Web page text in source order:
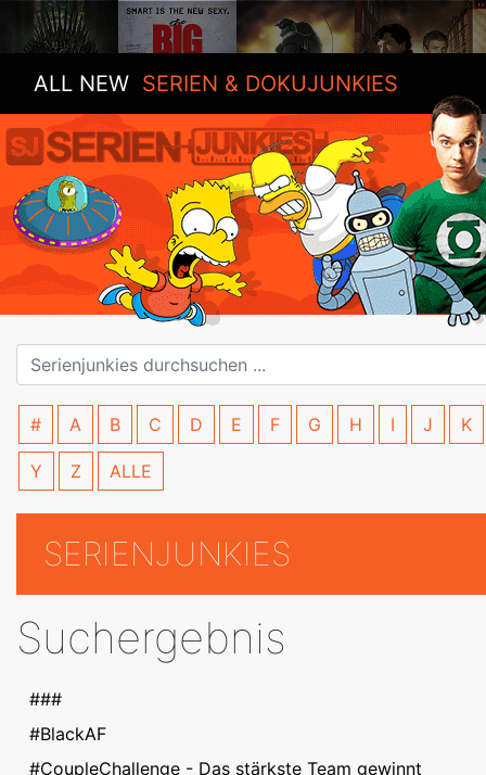
ALL NEW SERIEN & DOKUJUNKIES
# A B C D E F G H I J K
Y Z ALLE
SERIENJUNKIES
Suchergebnis
###
#BlackAF
#CoupleChallenge - Das stärkste Team gewinnt